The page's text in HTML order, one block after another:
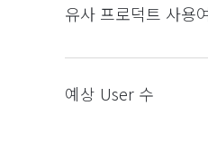
유사 프로덕트 사용
예상 User 수